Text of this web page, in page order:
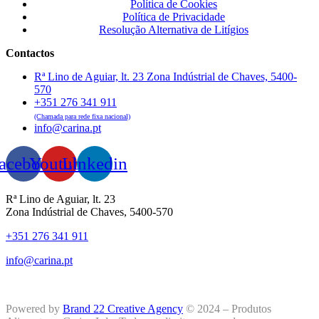
Política de Cookies
Política de Privacidade
Resolução Alternativa de Litígios
Contactos
Rª Lino de Aguiar, lt. 23 Zona Indústrial de Chaves, 5400-
570
+351 276 341 911
(Chamada para rede fixa nacional)
info@carina.pt
YoutubeLinkedin
Rª Lino de Aguiar, lt. 23
Zona Indústrial de Chaves, 5400-570
+351 276 341 911
info@carina.pt
Powered by Brand 22 Creative Agency © 2024 – Produtos